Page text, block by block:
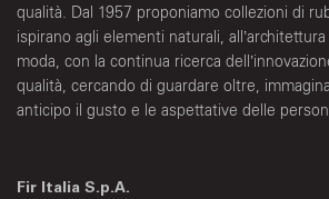
qualità. Dal 1957 proponiamo collezioni di
ispirano agli elementi naturali,
moda, con la continua ricerca
qualità, cercando di guardare oltre,
anticipo il gusto e le aspettative delle
Fir Italia S.p.A.